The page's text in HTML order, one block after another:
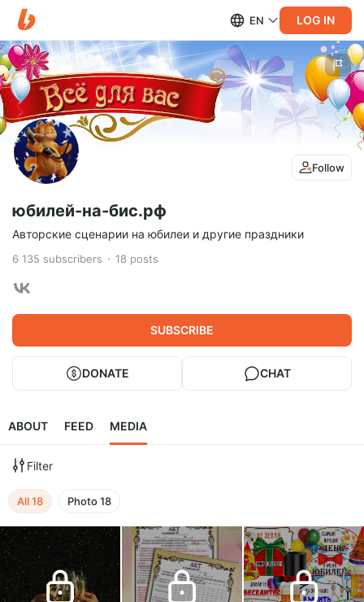
EN LOG IN
Follow
юбилей-на-бис.рф
Авторские сценарии на юбилеи и другие праздники
6 135 subscribers 18 posts
SUBSCRIBE
DONATE CHAT
ABOUT FEED MEDIA
Filter
All18 Photo18